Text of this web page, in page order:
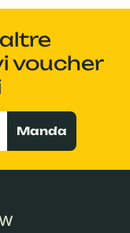
voucher
Manda